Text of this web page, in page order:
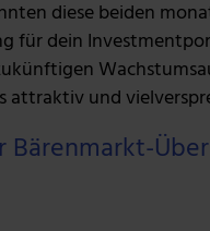
diese beiden
für dein
attraktiv und